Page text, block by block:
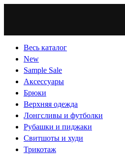
Весь каталог
New
Sample Sale
Аксессуары
Брюки
Верхняя одежда
Лонгсливы и футболки
Рубашки и пиджаки
Свитшоты и худи
Трикотаж